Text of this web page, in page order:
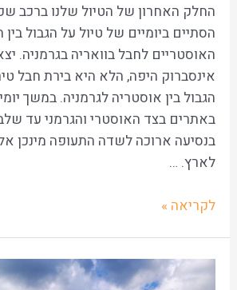
החלק האחרון של הטיול שלנו ברכב
הסתיים ביומיים של טיול על הגבול
האוסטריים לחבל בוואריה בגרמניה.
אינסברוק היפה, הלא היא בירת חבל
הגבול בין אוסטריה לגרמניה. במשך
באתרים בצד האוסטרי והגרמני עד
בנסיעה ארוכה לשדה התעופה מינכן
לארץ. …
לקריאה »